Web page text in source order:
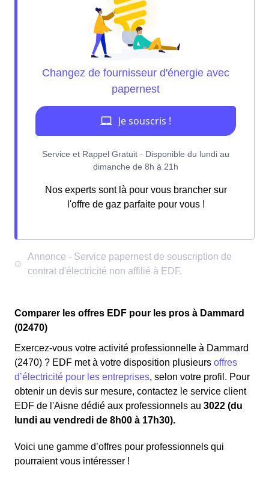
Nos experts sont là pour vous brancher sur
l'offre de gaz parfaite pour vous !
Comparer les offres EDF pour les pros à Dammard
(02470)
Exercez-vous votre activité professionnelle à Dammard
(2470) ? EDF met à votre disposition plusieurs offres
d’électricité pour les entreprises, selon votre profil. Pour
obtenir un devis sur mesure, contactez le service client
EDF de l'Aisne dédié aux professionnels au 3022 (du
lundi au vendredi de 8h00 à 17h30).
Voici une gamme d’offres pour professionnels qui
pourraient vous intéresser !